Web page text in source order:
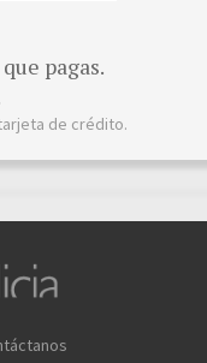
pagas.
de crédito.